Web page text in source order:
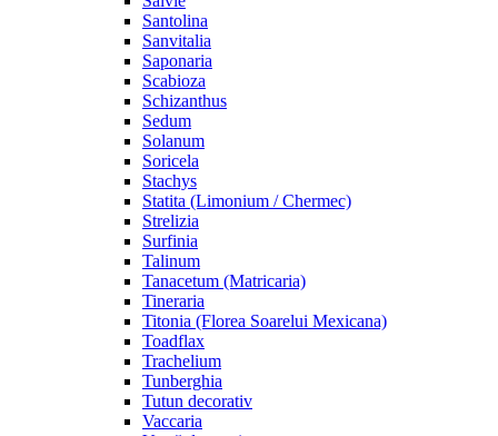
Santolina
Sanvitalia
Saponaria
Scabioza
Schizanthus
Sedum
Solanum
Soricela
Stachys
Statita (Limonium / Chermec)
Strelizia
Surfinia
Talinum
Tanacetum (Matricaria)
Tineraria
Titonia (Florea Soarelui Mexicana)
Toadflax
Trachelium
Tunberghia
Tutun decorativ
Vaccaria